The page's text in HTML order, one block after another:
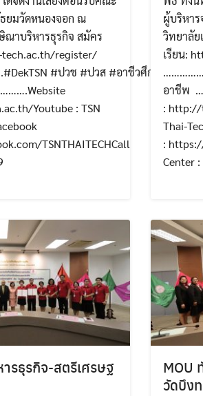
ธยมวัดหนองจอก ณ
ณาบริหารธุรกิจ สมัคร
register/
#ปวช #ปวส #อาชีวศึกษา #สาย
Youtube : TSN
TSNTHAITECHCall
ผู้บริหา
วิทยาลั
เรียน:
อาชีพ
: http://
Thai-
:
Center
รธุรกิจ-สตรีเศรษฐ
MOU
วัดบึง